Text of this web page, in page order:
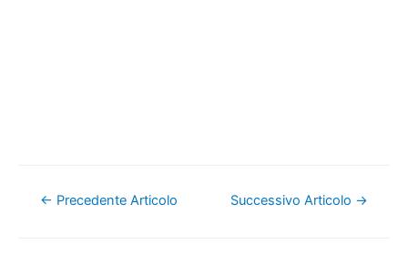
Navigazione
← Precedente Articolo Successivo Articolo →